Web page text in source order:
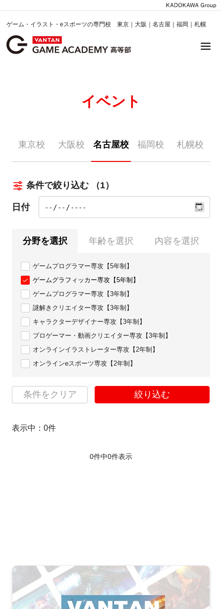
ゲーム・イラスト・eスポーツの専門校 東京｜大阪｜名古屋｜福岡｜札幌
イベント
東京校 大阪校 名古屋校 福岡校 札幌校
条件で絞り込む （1）
日付
分野を選択 年齢を選択 内容を選択
ゲームプログラマー専攻【5年制】
ゲームグラフィッカー専攻【5年制】
ゲームプログラマー専攻【3年制】
謎解きクリエイター専攻【3年制】
キャラクターデザイナー専攻【3年制】
プロゲーマー・動画クリエイター専攻【3年制】
オンラインイラストレーター専攻【2年制】
オンラインeスポーツ専攻【2年制】
条件をクリア 絞り込む
表示中： 0件
0件中0件表示